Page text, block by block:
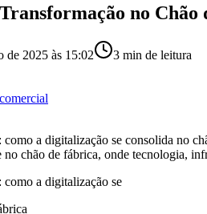
no Chão
de 2025 às 15:02 3 min de leitura
a digitalização se consolida no
no chão de fábrica, onde tecnologia,
a digitalização se